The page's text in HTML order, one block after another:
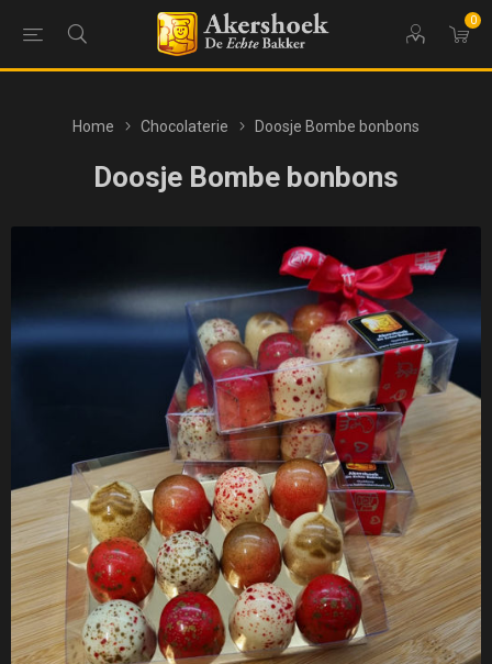
0
Home Chocolaterie Doosje Bombe bonbons
Doosje Bombe bonbons